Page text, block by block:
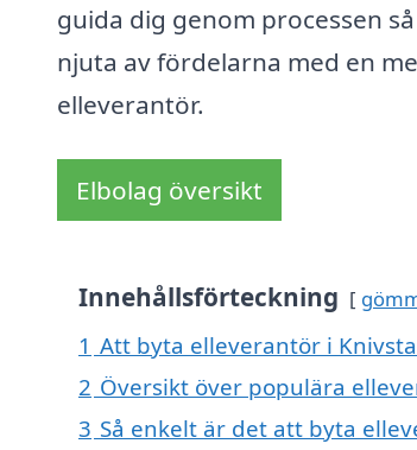
guida dig genom processen
njuta av fördelarna med en
elleverantör.
Elbolag översikt
Innehållsförteckning
1 Att byta elleverantör i
2 Översikt över populära
3 Så enkelt är det att byta